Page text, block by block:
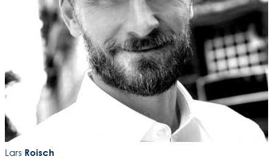
Lars Roisch